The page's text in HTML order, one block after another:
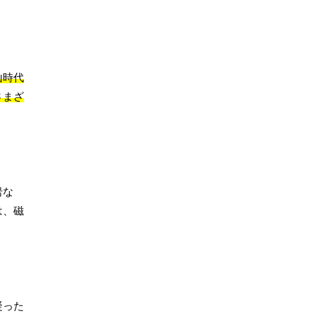
時代
まざ
な
、磁
た